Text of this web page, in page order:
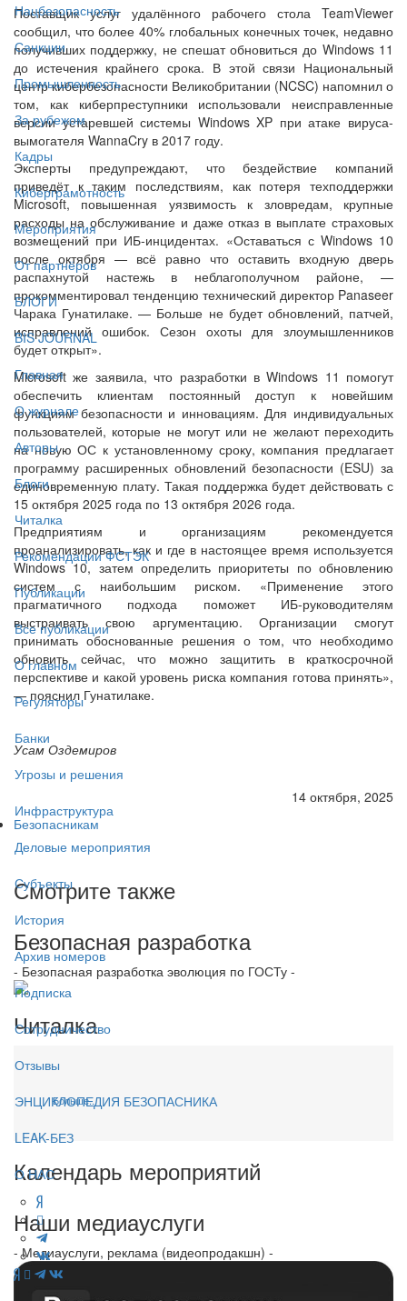
Нацбезопасность
Санкции
Промышленность
За рубежом
Кадры
Киберграмотность
Мероприятия
От партнёров
БЛОГИ
BIS JOURNAL
Главная
О журнале
Авторы
Блоги
Читалка
Рекомендации ФСТЭК
Публикации
Все публикации
О главном
Регуляторы
Банки
Угрозы и решения
Инфраструктура
Деловые мероприятия
Субъекты
История
Архив номеров
Подписка
Сотрудничество
Отзывы
ЭНЦИКЛОПЕДИЯ БЕЗОПАСНИКА
LEAK-БЕЗ
О НАС
Поставщик услуг удалённого рабочего стола TeamViewer
сообщил, что более 40% глобальных конечных точек, недавно
получивших поддержку, не спешат обновиться до Windows 11
до истечения крайнего срока. В этой связи Национальный
центр кибербезопасности Великобритании (NCSC) напомнил о
том, как киберпреступники использовали неисправленные
версии устаревшей системы Windows XP при атаке вируса-
вымогателя WannaCry в 2017 году.
Эксперты предупреждают, что бездействие компаний
приведёт к таким последствиям, как потеря техподдержки
Microsoft, повышенная уязвимость к зловредам, крупные
расходы на обслуживание и даже отказ в выплате страховых
возмещений при ИБ-инцидентах. «Оставаться с Windows 10
после октября — всё равно что оставить входную дверь
распахнутой настежь в неблагополучном районе, —
прокомментировал тенденцию технический директор Panaseer
Чарака Гунатилаке. — Больше не будет обновлений, патчей,
исправлений ошибок. Сезон охоты для злоумышленников
будет открыт».
Microsoft же заявила, что разработки в Windows 11 помогут
обеспечить клиентам постоянный доступ к новейшим
функциям безопасности и инновациям. Для индивидуальных
пользователей, которые не могут или не желают переходить
на новую ОС к установленному сроку, компания предлагает
программу расширенных обновлений безопасности (ESU) за
единовременную плату. Такая поддержка будет действовать с
15 октября 2025 года по 13 октября 2026 года.
Предприятиям и организациям рекомендуется
проанализировать, как и где в настоящее время используется
Windows 10, затем определить приоритеты по обновлению
систем с наибольшим риском. «Применение этого
прагматичного подхода поможет ИБ-руководителям
выстраивать свою аргументацию. Организации смогут
принимать обоснованные решения о том, что необходимо
обновить сейчас, что можно защитить в краткосрочной
перспективе и какой уровень риска компания готова принять»,
— пояснил Гунатилаке.
Усам Оздемиров
14 октября, 2025
Безопасникам
Смотрите также
Безопасная разработка
- Безопасная разработка эволюция по ГОСТу -
Читалка
Больше...
Календарь мероприятий
Наши медиауслуги
- Медиауслуги, реклама (видеопродакшн) -